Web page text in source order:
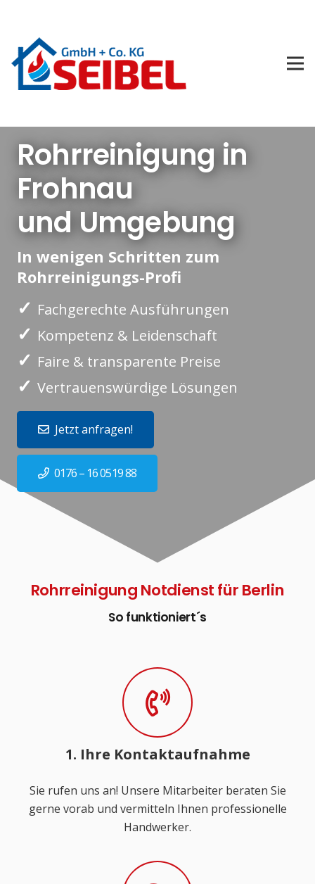
Rohrreinigung in
Frohnau
und Umgebung
In wenigen Schritten zum
Rohrreinigungs-Profi
✓ Fachgerechte Ausführungen
✓ Kompetenz & Leidenschaft
✓ Faire & transparente Preise
✓ Vertrauenswürdige Lösungen
Jetzt anfragen!
0176 – 16 0519 88
Rohrreinigung Notdienst für Berlin
So funktioniert´s
1. Ihre Kontaktaufnahme
Sie rufen uns an! Unsere Mitarbeiter beraten Sie
gerne vorab und vermitteln Ihnen professionelle
Handwerker.